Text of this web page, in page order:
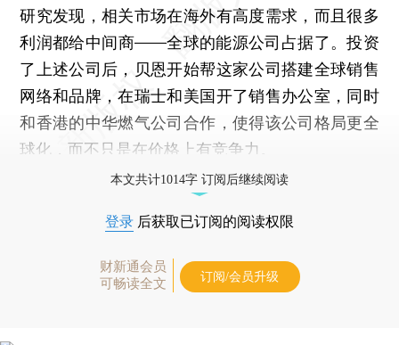
研究发现，相关市场在海外有高度需求，而且很多
利润都给中间商——全球的能源公司占据了。投资
了上述公司后，贝恩开始帮这家公司搭建全球销售
网络和品牌，在瑞士和美国开了销售办公室，同时
和香港的中华燃气公司合作，使得该公司格局更全
球化，而不只是在价格上有竞争力。
本文共计1014字 订阅后继续阅读
登录 后获取已订阅的阅读权限
财新通会员
可畅读全文
订阅/会员升级